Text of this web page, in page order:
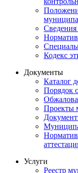
Сведения
Кодекс
Документы
Каталог
Порядок
Проекты
Услуги
Реестр